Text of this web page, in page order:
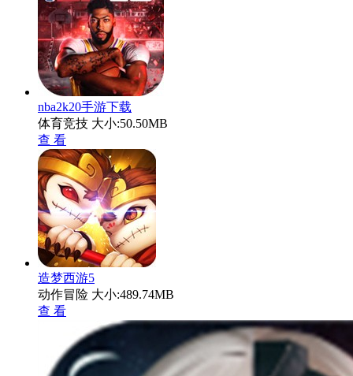
nba2k20手游下载
体育竞技 大小:50.50MB
查 看
造梦西游5
动作冒险 大小:489.74MB
查 看